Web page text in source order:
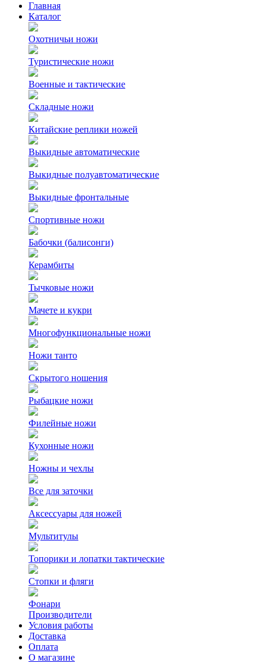
Главная
Каталог
Охотничьи ножи
Туристические ножи
Военные и тактические
Складные ножи
Китайские реплики ножей
Выкидные автоматические
Выкидные полуавтоматические
Выкидные фронтальные
Спортивные ножи
Бабочки (балисонги)
Керамбиты
Тычковые ножи
Мачете и кукри
Многофункциональные ножи
Ножи танто
Скрытого ношения
Рыбацкие ножи
Филейные ножи
Кухонные ножи
Ножны и чехлы
Все для заточки
Аксессуары для ножей
Мультитулы
Топорики и лопатки тактические
Стопки и фляги
Фонари
Производители
Условия работы
Доставка
Оплата
О магазине